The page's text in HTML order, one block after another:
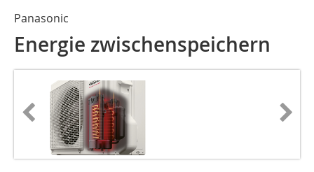
Panasonic
Energie zwischenspeichern